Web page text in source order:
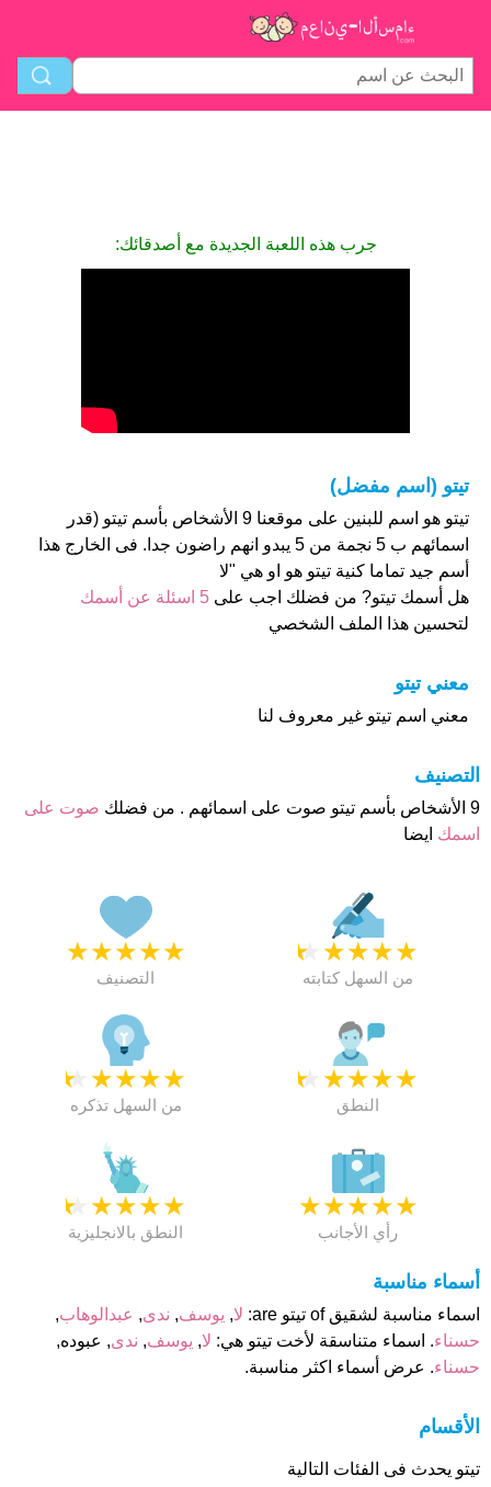
جرب هذه اللعبة الجديدة مع أصدقائك:
تيتو (اسم مفضل)
تيتو هو اسم للبنين على موقعنا 9 الأشخاص بأسم تيتو (قدر
اسمائهم ب 5 نجمة من 5 يبدو انهم راضون جدا. فى الخارج هذا
أسم جيد تماما كنية تيتو هو او هي "لا
هل أسمك تيتو? من فضلك اجب على 5 اسئلة عن أسمك
لتحسين هذا الملف الشخصي
معني تيتو
معني اسم تيتو غير معروف لنا
التصنيف
9 الأشخاص بأسم تيتو صوت على اسمائهم . من فضلك
صوت على
اسمك ايضا
★
★
★
★
★
التصنيف
★
★
★
★
★
من السهل كتابته
★
★
★
★
★
من السهل تذكره
★
★
★
★
★
النطق
★
★
★
★
★
النطق بالانجليزية
★
★
★
★
★
رأي الأجانب
أسماء مناسبة
اسماء مناسبة لشقيق of تيتو are: لا, يوسف, ندى, عبدالوهاب,
حسناء. اسماء متناسقة لأخت تيتو هي: لا, يوسف, ندى, عبوده,
حسناء. عرض أسماء اكثر مناسبة.
الأقسام
تيتو يحدث فى الفئات التالية